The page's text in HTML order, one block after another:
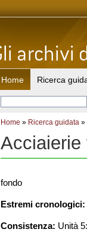
Home Ricerca
Home » Ricerca guidata »
Acciaierie
fondo
Estremi cronologici:
Consistenza: Unità